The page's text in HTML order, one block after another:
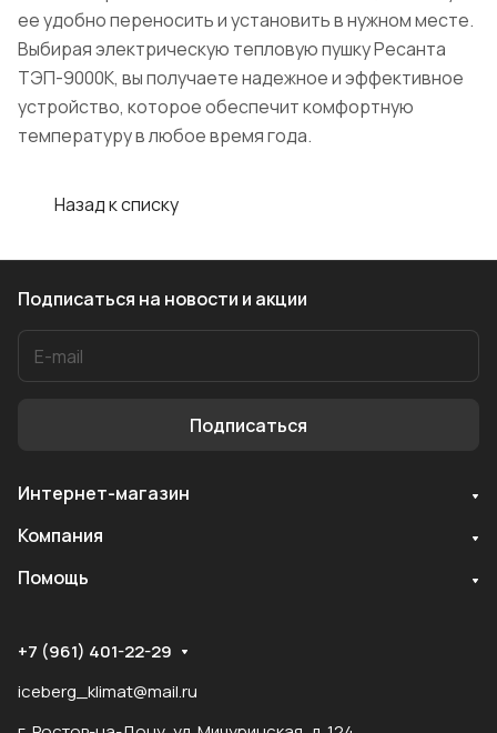
ее удобно переносить и установить в нужном месте.
Выбирая электрическую тепловую пушку Ресанта
ТЭП-9000К, вы получаете надежное и эффективное
устройство, которое обеспечит комфортную
температуру в любое время года.
Назад к списку
Подписаться на новости и акции
Подписаться
Интернет-магазин
Компания
Помощь
+7 (961) 401-22-29
iceberg_klimat@mail.ru